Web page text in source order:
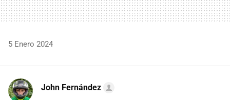
5 Enero 2024
John Fernández